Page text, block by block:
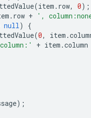
(item . row, 0);
. row +
',
null)
{
(0, item .
+ item .
);